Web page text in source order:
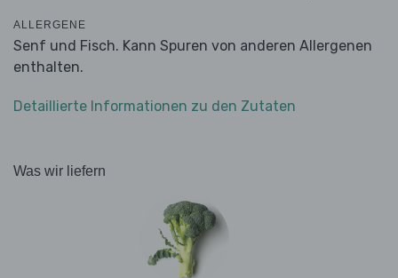
ALLERGENE
Senf und Fisch. Kann Spuren von anderen Allergenen
enthalten.
Detaillierte Informationen zu den Zutaten
Was wir liefern